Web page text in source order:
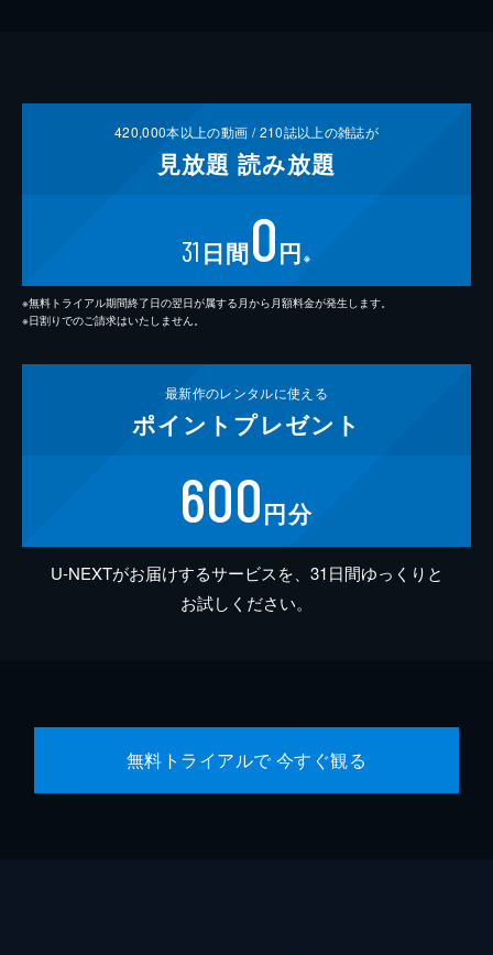
420,000本以上の動画 /210誌以上の雑誌が
見放題 読み放題
31 日間0円 ※
※無料トライアル期間終了日の翌日が属する月から月額料金が発生します。
※日割りでのご請求はいたしません。
最新作のレンタルに使える
ポイント プレゼント
600円分
U-NEXTがお届けするサービスを、31日間ゆっくりと
お試しください。
無料トライアルで 今すぐ観る